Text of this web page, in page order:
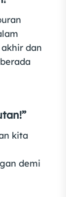
dan
kita
demi